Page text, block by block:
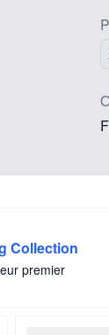
Collection
premier